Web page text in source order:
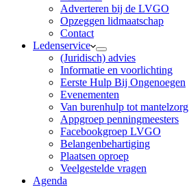
Adverteren bij de LVGO
Opzeggen lidmaatschap
Contact
Ledenservice
(Juridisch) advies
Informatie en voorlichting
Eerste Hulp Bij Ongenoegen
Evenementen
Van burenhulp tot mantelzorg
Appgroep penningmeesters
Facebookgroep LVGO
Belangenbehartiging
Plaatsen oproep
Veelgestelde vragen
Agenda